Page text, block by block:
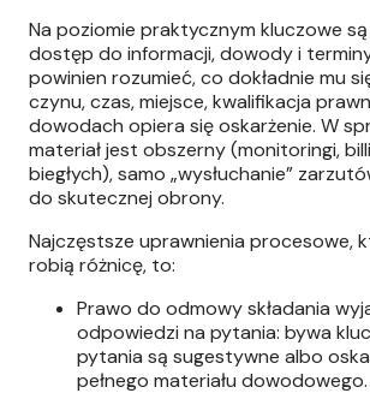
Na poziomie praktycznym kluczowe
dostęp do informacji, dowody i
powinien rozumieć, co dokładnie mu
czynu, czas, miejsce, kwalifikacja
dowodach opiera się oskarżenie. W
materiał jest obszerny (monitoringi,
biegłych), samo „wysłuchanie”
do skutecznej obrony.
Najczęstsze uprawnienia procesowe,
robią różnicę, to:
Prawo do odmowy składania
odpowiedzi na pytania: bywa
pytania są sugestywne albo
pełnego materiału dowodowego.